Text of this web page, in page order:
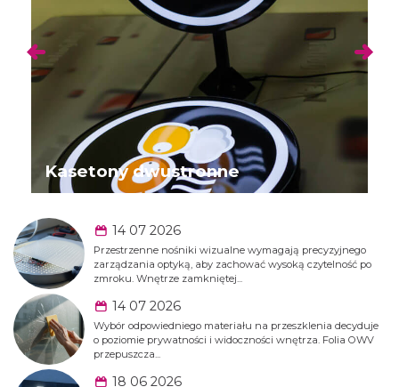
Kasetony dwustronne
14 07 2026
Przestrzenne nośniki wizualne wymagają precyzyjnego
zarządzania optyką, aby zachować wysoką czytelność po
zmroku. Wnętrze zamkniętej...
14 07 2026
Wybór odpowiedniego materiału na przeszklenia decyduje
o poziomie prywatności i widoczności wnętrza. Folia OWV
przepuszcza...
18 06 2026